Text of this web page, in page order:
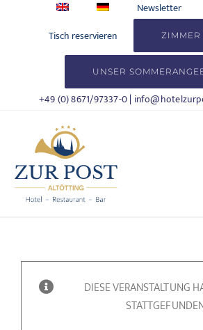
Newsletter
Tisch reservieren
ZIMMER
UNSER
+49 (0) 8671/97337-0|
WOHNEN
DIESE VERANSTALTUNG